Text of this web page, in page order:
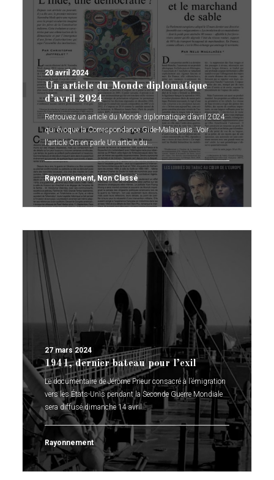
20 avril 2024
Un article du Monde diplomatique
d’avril 2024
Retrouvez un article du Monde diplomatique d’avril 2024
qui évoque la Correspondance Gide-Malaquais. Voir
l'article On en parle Un article du…
Rayonnement, Non Classé
27 mars 2024
1941, dernier bateau pour l’exil
Le documentaire de Jérôme Prieur consacré à l’émigration
vers les États-Unis pendant la Seconde Guerre Mondiale
sera diffusé dimanche 14 avril…
Rayonnement